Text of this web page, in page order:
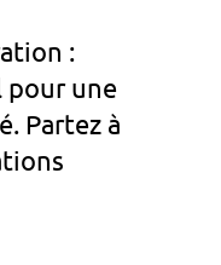
:
pour une
Partez à